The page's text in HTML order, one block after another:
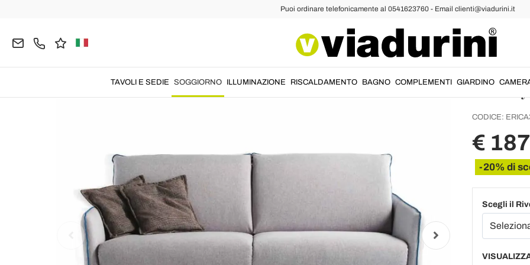
Puoi ordinare telefonicamente al 0541623760 - Email clienti@viadurini.it
TAVOLI E SEDIE SOGGIORNO ILLUMINAZIONE RISCALDAMENTO BAGNO COMPLEMENTI GIARDINO
in
CODICE:
€
-20% di
Scegli il